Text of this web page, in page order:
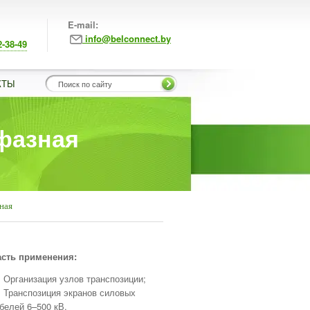
38-49
E-mail:
info@belconnect.by
применения:
Организация узлов транспозиции;
Транспозиция экранов силовых
6–500 кВ.